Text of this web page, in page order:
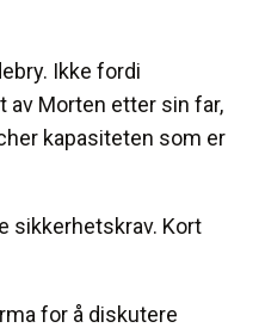
Ikke fordi
av Morten etter sin far,
kapasiteten som er
sikkerhetskrav. Kort
for å diskutere